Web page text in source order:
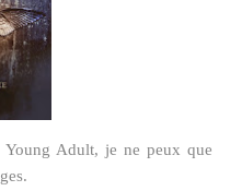
Adult, je ne peux que